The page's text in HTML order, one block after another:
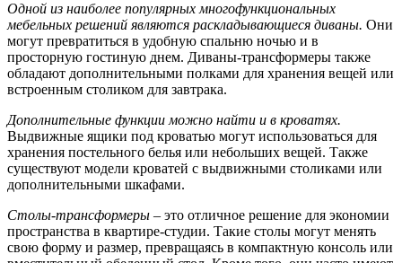
Одной из наиболее популярных многофункциональных
мебельных решений являются раскладывающиеся диваны. Они
могут превратиться в удобную спальню ночью и в
просторную гостиную днем. Диваны-трансформеры также
обладают дополнительными полками для хранения вещей или
встроенным столиком для завтрака.
Дополнительные функции можно найти и в кроватях.
Выдвижные ящики под кроватью могут использоваться для
хранения постельного белья или небольших вещей. Также
существуют модели кроватей с выдвижными столиками или
дополнительными шкафами.
Столы-трансформеры – это отличное решение для экономии
пространства в квартире-студии. Такие столы могут менять
свою форму и размер, превращаясь в компактную консоль или